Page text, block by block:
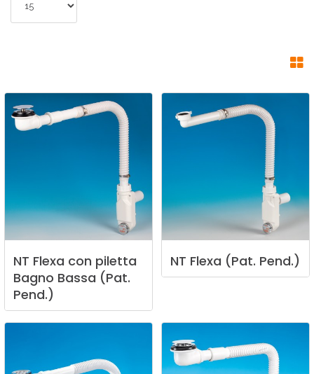
NT Flexa con piletta
Bagno Bassa (Pat.
Pend.)
NT Flexa (Pat. Pend.)